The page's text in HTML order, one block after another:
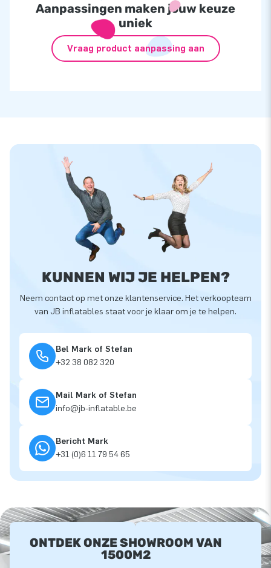
Aanpassingen maken jouw keuze
uniek
Vraag product aanpassing aan
KUNNEN WIJ JE HELPEN?
Neem contact op met onze klantenservice. Het verkoopteam
van JB inflatables staat voor je klaar om je te helpen.
Bel Mark of Stefan
+32 38 082 320
Mail Mark of Stefan
info@jb-inflatable.be
Bericht Mark
+31 (0)6 11 79 54 65
ONTDEK ONZE SHOWROOM VAN
1500M2